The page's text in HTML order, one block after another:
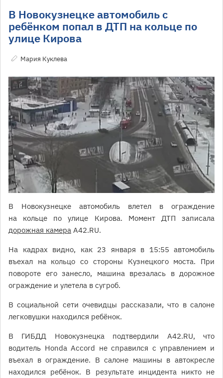
В Новокузнецке автомобиль с
ребёнком попал в ДТП на кольце по
улице Кирова
Мария Куклева
В Новокузнецке автомобиль влетел в ограждение
на кольце по улице Кирова. Момент ДТП записала
дорожная камера A42.RU.
На кадрах видно, как 23 января в 15:55 автомобиль
въехал на кольцо со стороны Кузнецкого моста. При
повороте его занесло, машина врезалась в дорожное
ограждение и улетела в сугроб.
В социальной сети очевидцы рассказали, что в салоне
легковушки находился ребёнок.
В ГИБДД Новокузнецка подтвердили A42.RU, что
водитель Honda Accord не справился с управлением и
въехал в ограждение. В салоне машины в автокресле
находился ребёнок. В результате инцидента никто не